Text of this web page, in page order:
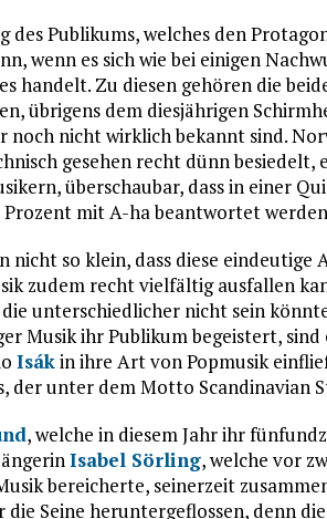
Publikums, welches den
wenn es sich wie bei einigen
Zu diesen gehören die
übrigens dem diesjährigen
noch nicht wirklich bekannt sind.
gesehen recht dünn besiedelt,
überschaubar, dass in einer
mit A-ha beantwortet
nicht so klein, dass diese eindeutige
zudem recht vielfältig ausfallen
unterschiedlicher nicht sein
Musik ihr Publikum begeistert, sind
Isákin ihre Art von Popmusik
der unter dem Motto Scandinavian
, welche in diesem Jahr ihr
Isabel Sörling, welche vor
bereicherte, seinerzeit
Seine heruntergeflossen, denn